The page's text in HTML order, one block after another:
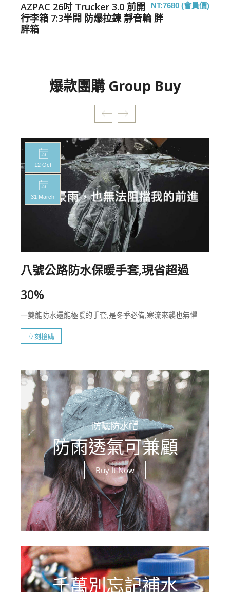
NT:7680 (會員價)
AZPAC 26吋 Trucker 3.0 前開
行李箱 7:3半開 防爆拉鍊 靜音輪 胖
胖箱
爆款團購 Group Buy
12 Oct
31 March
八號公路防水保暖手套,現省超過
30%
一雙能防水還能極暖的手套,是冬季必備,寒流來襲也無懼
立刻搶購
防曬防水帽
防雨透氣可兼顧
Buy It Now
千萬別忘記補水